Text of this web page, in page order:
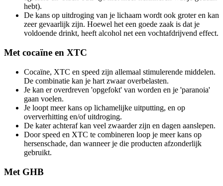
hebt).
De kans op uitdroging van je lichaam wordt ook groter en kan
zeer gevaarlijk zijn. Hoewel het een goede zaak is dat je
voldoende drinkt, heeft alcohol net een vochtafdrijvend effect.
Met cocaïne en XTC
Cocaïne, XTC en speed zijn allemaal stimulerende middelen.
De combinatie kan je hart zwaar overbelasten.
Je kan er overdreven 'opgefokt' van worden en je 'paranoia'
gaan voelen.
Je loopt meer kans op lichamelijke uitputting, en op
oververhitting en/of uitdroging.
De kater achteraf kan veel zwaarder zijn en dagen aanslepen.
Door speed en XTC te combineren loop je meer kans op
hersenschade, dan wanneer je die producten afzonderlijk
gebruikt.
Met GHB